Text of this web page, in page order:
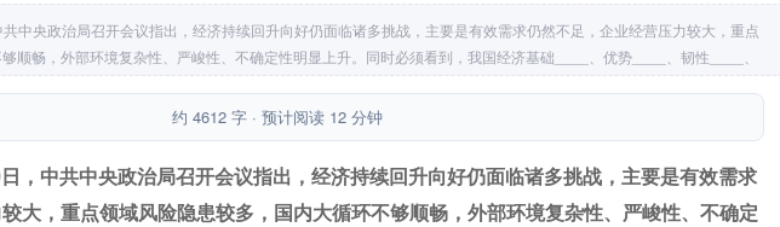
中央政治局召开会议指出，经济持续回升向好仍面临诸多挑战，主要是有效需求仍然不足，企业经营压力较大，重点
顺畅，外部环境复杂性、严峻性、不确定性明显上升。同时必须看到，我国经济基础____、优势____、韧性____、
前经济运行的基本特征和趋势，要增强做好经济工作的信心。答案：A．改革 B．主要矛盾 C．全体人民 D．战略主
约 4612 字 · 预计阅读 12 分钟
，中共中央政治局召开会议指出，经济持续回升向好仍面临诸多挑战，主要是有效需求
大，重点领域风险隐患较多，国内大循环不够顺畅，外部环境复杂性、严峻性、不确定